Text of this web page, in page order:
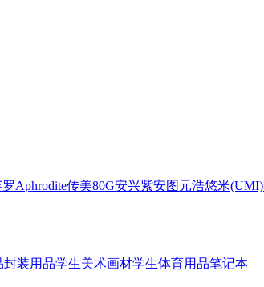
罗Aphrodite传美80G安兴紫安图元浩悠米(UMI)
封装用品学生美术画材学生体育用品笔记本